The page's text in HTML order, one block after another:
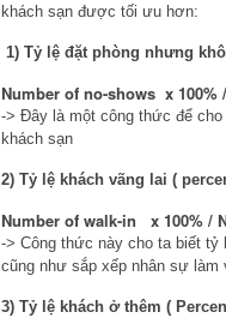
khách sạn được tối ưu hơn:
1) Tỷ lệ đặt phòng nhưng
Number of no-shows x 100%
-> Đây là một công thức để
khách sạn
2) Tỷ lệ khách vãng lai (
Number of walk-in x 100% /
-> Công thức này cho ta biết tỷ
cũng như sắp xếp nhân sự làm
3) Tỷ lệ khách ở thêm (